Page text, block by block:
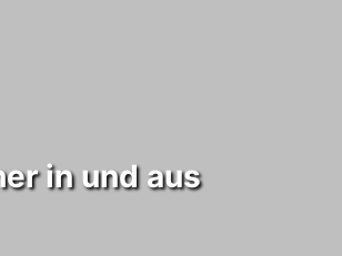
in und aus